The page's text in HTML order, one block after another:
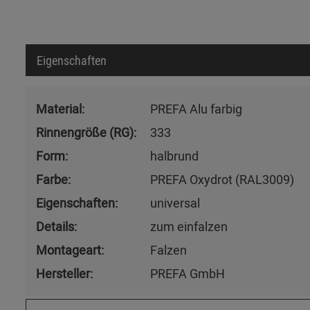
Eigenschaften
Material:
PREFA Alu farbig
Rinnengröße (RG):
333
Form:
halbrund
Farbe:
PREFA Oxydrot (RAL3009)
Eigenschaften:
universal
Details:
zum einfalzen
Montageart:
Falzen
Hersteller:
PREFA GmbH